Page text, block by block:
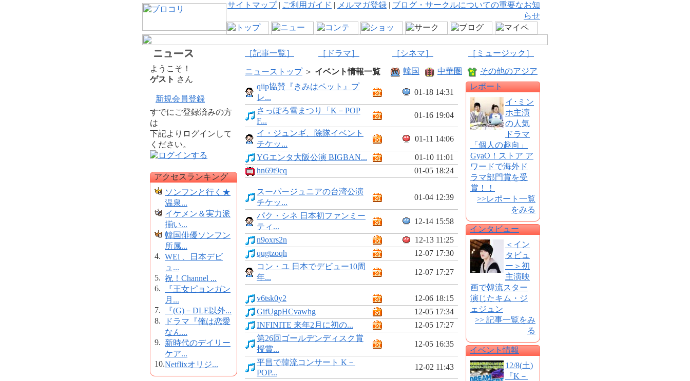
サイトマップ| ご利用ガイド | メルマガ登録 | ブログ・サークルについての重要なお知
らせ
［記事一覧］ ［ドラマ］ ［シネマ］
［ミュージック］
ようこそ！
ゲスト さん
新規会員登録
すでにご登録済みの方
は
下記よりログインして
ください。
アクセスランキング
ソンフンと行く★
温泉...
イケメン＆実力派
揃い...
韓国俳優ソンフン
所属...
4. WEi 、日本デビ
ュ...
5. 祝！Channel ...
6.
『王女ピョンガン
月...
7.
『(G)－DLE以外...
8.
ドラマ『俺は恋愛
なん...
9. 新時代のデイリー
ケア...
10.Netflixオリジ...
ニューストップ＞ イベント情報一覧 韓国 中華圏
その他のアジア
qiip協賛『きみはペット』プ
レ...
01-18 14:31
さっぽろ雪まつり「K－POP
F...
01-16 19:04
イ・ジュンギ、除隊イベント
チケッ...
01-11 14:06
YGエンタ大阪公演 BIGBAN...
01-10 11:01
hn69t9cq
01-05 18:24
スーパージュニアの台湾公演
チケッ...
01-04 12:39
パク・シネ 日本初ファンミー
ティ...
12-14 15:58
n9oxrs2n
12-13 11:25
qugtzoqh
12-07 17:30
コン・ユ 日本でデビュー10周
年...
12-07 17:27
v6tsk0y2
12-06 18:15
GifUgpHCvawhg
12-05 17:34
INFINITE 来年2月に初の...
12-05 17:27
第26回ゴールデンディスク賞
授賞...
12-05 16:35
平昌で韓流コンサート K－
POP...
12-02 11:43
レポート
イ･ミン
ホ主演
の人気
ドラマ
「個人の趣向」
GyaO！ストア ア
ワードで海外ド
ラマ部門賞を受
賞！！
>>レポート一覧
をみる
インタビュー
＜イン
タビュ
ー＞初
主演映
画で韓流スター
演じたキム・ジ
ェジュン
>> 記事一覧をみ
る
イベント情報
12/8(土)
『K－